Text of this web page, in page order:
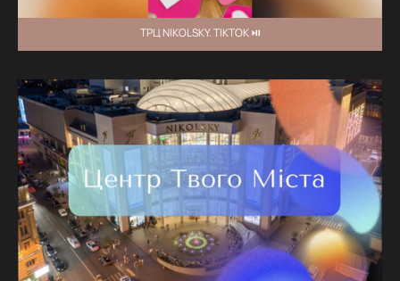
ТРЦ NIKOLSKY. TIKTOK ⏯